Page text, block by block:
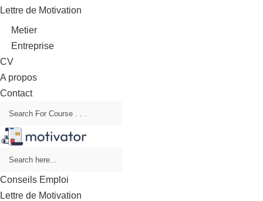
Lettre de Motivation
Metier
Entreprise
CV
A propos
Contact
Conseils Emploi
Lettre de Motivation